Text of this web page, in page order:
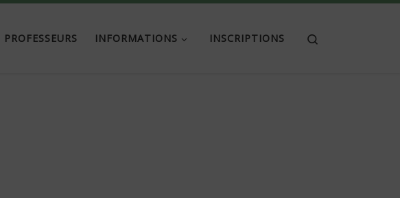
PROFESSEURS INFORMATIONS INSCRIPTIONS